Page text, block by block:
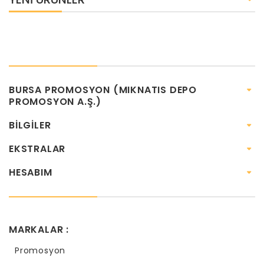
BURSA PROMOSYON (MIKNATIS DEPO
PROMOSYON A.Ş.)
BILGILER
EKSTRALAR
HESABIM
MARKALAR :
Promosyon